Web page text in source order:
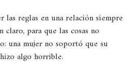
las reglas en una relación siempre
claro, para que las cosas no
una mujer no soportó que su
algo horrible.